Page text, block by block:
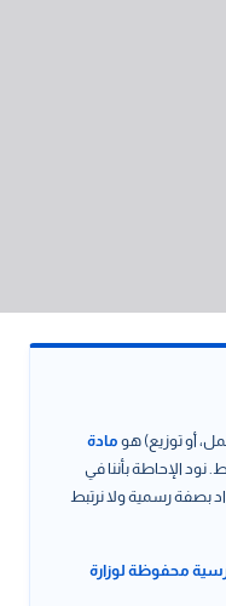
أو توزيع) هو مادة
الإحاطة بأننا في
بصفة رسمية ولا نرتبط
محفوظة لوزارة